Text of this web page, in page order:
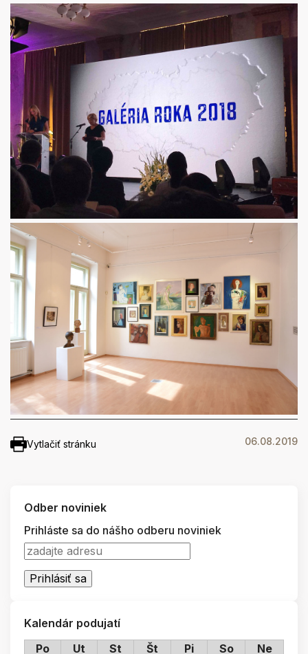
Vytlačiť stránku 06.08.2019
Odber noviniek
Prihláste sa do nášho odberu noviniek
Kalendár podujatí
Po
Ut St Št Pi So Ne